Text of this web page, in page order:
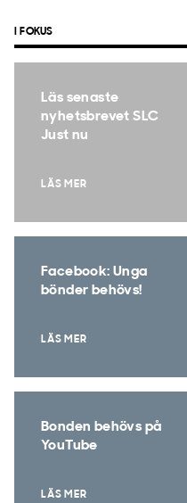
I FOKUS
Läs senaste
nyhetsbrevet SLC
Just nu
LÄS MER
Facebook: Unga
bönder behövs!
LÄS MER
Bonden behövs på
YouTube
LÄS MER